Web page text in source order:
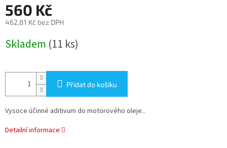
560 Kč
462,81 Kč bez DPH
cena:
Skladem (11 ks)
Přidat do košíku
Vysoce účinné aditivum do motorového oleje..
Detailní informace